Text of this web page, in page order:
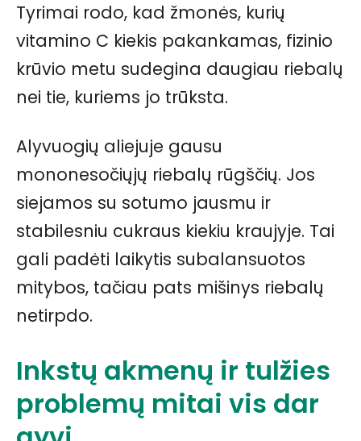
Tyrimai rodo, kad žmonės, kurių
vitamino C kiekis pakankamas, fizinio
krūvio metu sudegina daugiau riebalų
nei tie, kuriems jo trūksta.
Alyvuogių aliejuje gausu
mononesočiųjų riebalų rūgščių. Jos
siejamos su sotumo jausmu ir
stabilesniu cukraus kiekiu kraujyje. Tai
gali padėti laikytis subalansuotos
mitybos, tačiau pats mišinys riebalų
netirpdo.
Inkstų akmenų ir tulžies
problemų mitai vis dar